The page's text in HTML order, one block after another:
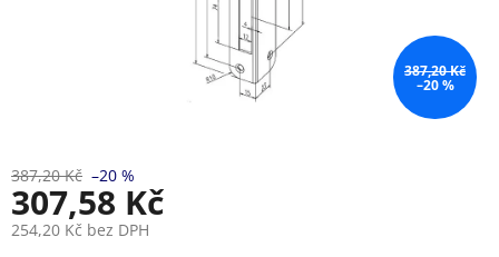
387,20 Kč
–20 %
387,20 Kč –20 %
307,58 Kč
254,20 Kč bez DPH